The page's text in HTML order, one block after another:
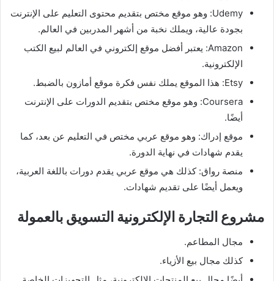
Udemy: وهو موقع مختص بتقديم محتوى التعليم على الإنترنت
بجودة عالية، ويملك نخبة من أشهر المدربين في العالم.
Amazon: يعتبر أفضل موقع إلكتروني في العالم لبيع الكتب
الإلكترونية.
Etsy: هذا الموقع يملك نفس فكرة موقع أمازون بالضبط.
Coursera: وهو موقع مختص بتقديم الدورات على الإنترنت
أيضًا.
موقع إدراك: وهو موقع عربي مختص في التعليم عن بعد، كما
يقدم شهادات في نهاية الدورة.
منصة رواق: كذلك هي موقع عربي يقدم دورات باللغة العربية،
ويعمل أيضًا على تقديم شهادات.
مشروع التجارة الإلكترونية التسويق بالعمولة
مجال المطاعم.
كذلك مجال بيع الأزياء.